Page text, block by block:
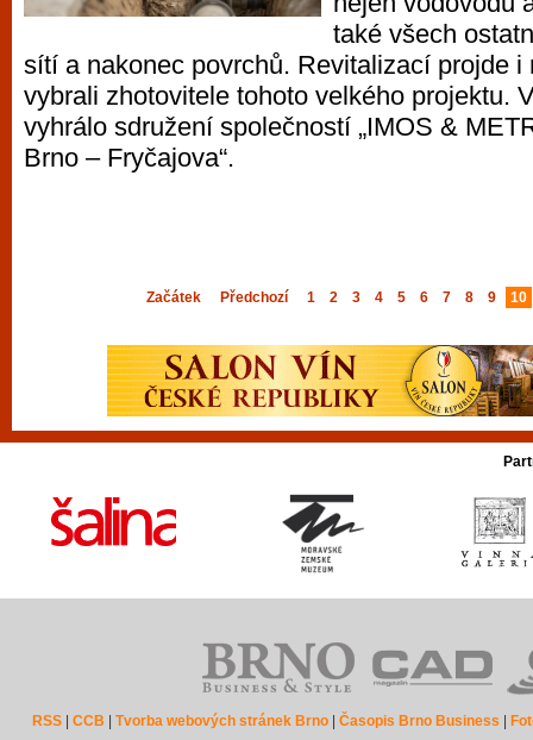
také všech
sítí a nakonec povrchů. Revitalizací projde
vybrali zhotovitele tohoto velkého projektu.
vyhrálo sdružení společností „IMOS &
Brno – Fryčajova“.
Začátek Předchozí 1 2 3 4 5 6 7 8 9 10
RSS |CCB |Tvorba webových stránek Brno |Časopis Brno Business